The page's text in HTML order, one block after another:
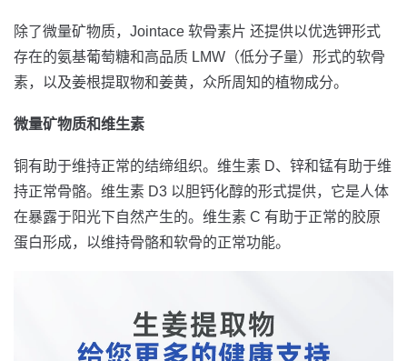
除了微量矿物质，Jointace 软骨素片 还提供以优选钾形式
存在的氨基葡萄糖和高品质 LMW（低分子量）形式的软骨
素，以及姜根提取物和姜黄，众所周知的植物成分。
微量矿物质和维生素
铜有助于维持正常的结缔组织。维生素 D、锌和锰有助于维
持正常骨骼。维生素 D3 以胆钙化醇的形式提供，它是人体
在暴露于阳光下自然产生的。维生素 C 有助于正常的胶原
蛋白形成，以维持骨骼和软骨的正常功能。